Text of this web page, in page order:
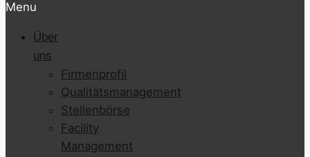
Menu
Über
uns
Firmenprofil
Qualitätsmanagement
Stellenbörse
Facility
Management